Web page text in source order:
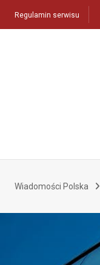
Regulamin serwisu
Wiadomości Polska